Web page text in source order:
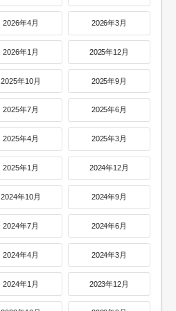
2026年4月 2026年3月
2026年1月 2025年12月
2025年10月 2025年9月
2025年7月 2025年6月
2025年4月 2025年3月
2025年1月 2024年12月
2024年10月 2024年9月
2024年7月 2024年6月
2024年4月 2024年3月
2024年1月 2023年12月